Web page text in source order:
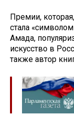
Премии,
стала
Амада,
искусство в
также автор